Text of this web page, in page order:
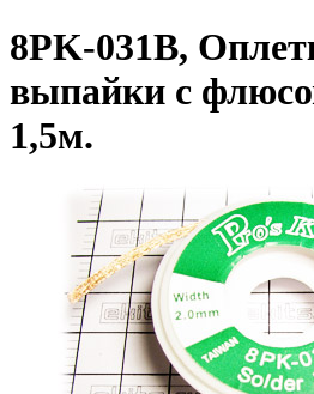
8PK-031B,
выпайки с
1,5м.